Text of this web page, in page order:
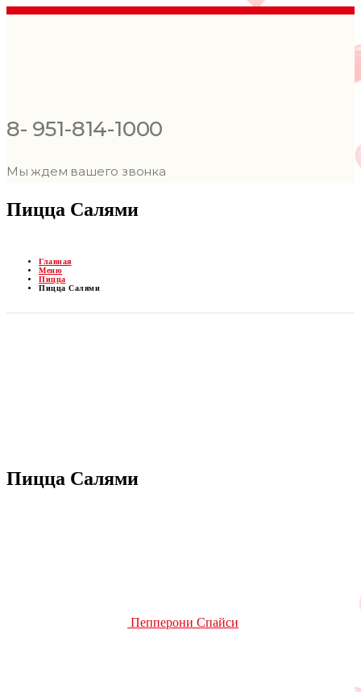
8- 951-814-1000
Мы ждем вашего звонка
Пицца Салями
Главная
Меню
Пицца
Пицца Салями
Пицца Салями
Пепперони Спайси